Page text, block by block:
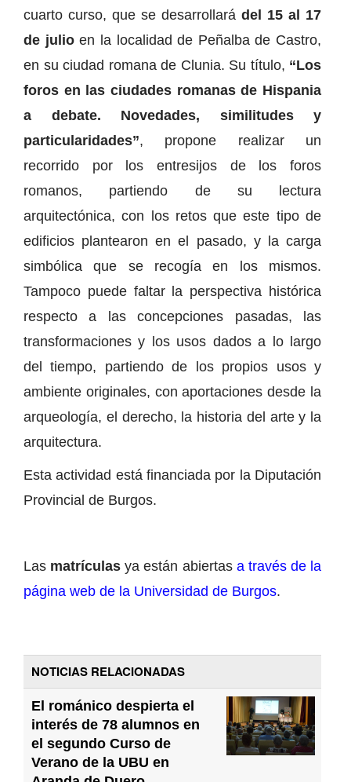
cuarto curso, que se desarrollará del 15 al 17
de julioen la localidad de Peñalba de Castro,
en su ciudad romana de Clunia. Su título, “Los
foros en las ciudades romanas de Hispania
a debate. Novedades, similitudes y
particularidades”, propone realizar un
recorrido por los entresijos de los foros
romanos, partiendo de su lectura
arquitectónica, con los retos que este tipo de
edificios plantearon en el pasado, y la carga
simbólica que se recogía en los mismos.
Tampoco puede faltar la perspectiva histórica
respecto a las concepciones pasadas, las
transformaciones y los usos dados a lo largo
del tiempo, partiendo de los propios usos y
ambiente originales, con aportaciones desde la
arqueología, el derecho, la historia del arte y la
arquitectura.
Esta actividad está financiada por la Diputación
Provincial de Burgos.
Las matrículas ya están abiertas a través de la
página web de la Universidad de Burgos.
NOTICIAS RELACIONADAS
El románico despierta el
interés de 78 alumnos en
el segundo Curso de
Verano de la UBU en